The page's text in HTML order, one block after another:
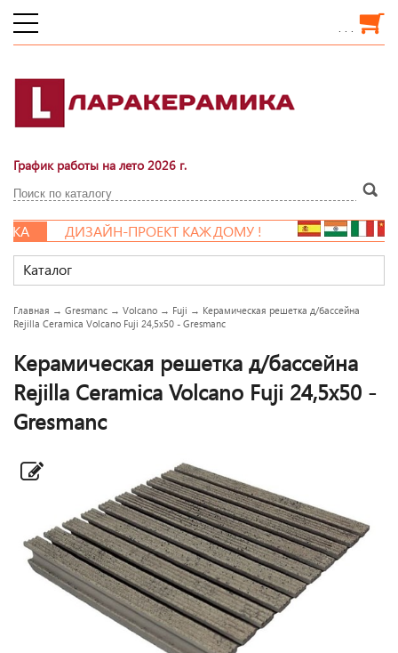
. . .
График работы на лето 2026 г.
ДИЗАЙН-ПРОЕКТ КАЖДОМУ !
Каталог
Главная → Gresmanc → Volcano → Fuji → Керамическая решетка д/бассейна
Rejilla Ceramica Volcano Fuji 24,5x50 - Gresmanc
Керамическая решетка д/бассейна
Rejilla Ceramica Volcano Fuji 24,5x50 -
Gresmanc